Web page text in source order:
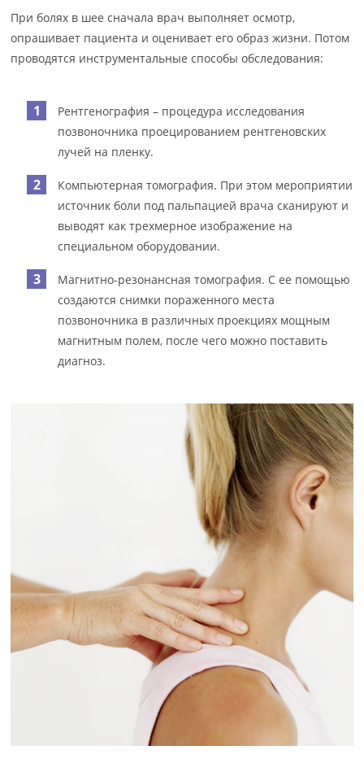
При болях в шее сначала врач выполняет осмотр,
опрашивает пациента и оценивает его образ жизни. Потом
проводятся инструментальные способы обследования:
Рентгенография – процедура исследования
позвоночника проецированием рентгеновских
лучей на пленку.
Компьютерная томография. При этом мероприятии
источник боли под пальпацией врача сканируют и
выводят как трехмерное изображение на
специальном оборудовании.
Магнитно-резонансная томография. С ее помощью
создаются снимки пораженного места
позвоночника в различных проекциях мощным
магнитным полем, после чего можно поставить
диагноз.